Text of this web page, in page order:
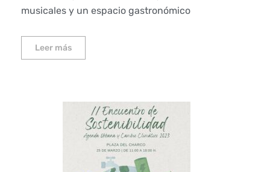
musicales y un espacio gastronómico
Leer más